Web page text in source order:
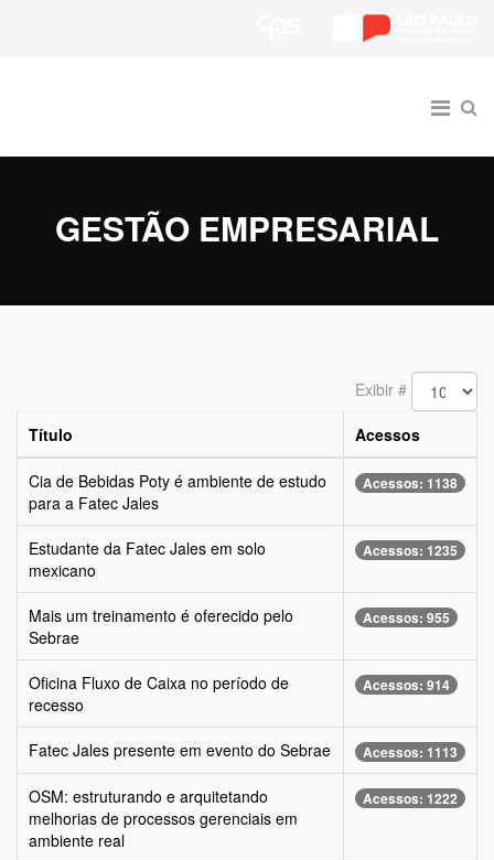
GESTÃO EMPRESARIAL
Exibir #
Título Acessos
Cia de Bebidas Poty é ambiente de estudo
para a Fatec Jales
Acessos: 1138
Estudante da Fatec Jales em solo
mexicano
Acessos: 1235
Mais um treinamento é oferecido pelo
Sebrae
Acessos: 955
Oficina Fluxo de Caixa no período de
recesso
Acessos: 914
Fatec Jales presente em evento do Sebrae Acessos: 1113
OSM: estruturando e arquitetando
melhorias de processos gerenciais em
ambiente real
Acessos: 1222